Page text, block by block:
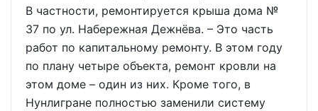
В частности, ремонтируется крыша дома №
37 по ул. Набережная Дежнёва. – Это часть
работ по капитальному ремонту. В этом году
по плану четыре объекта, ремонт кровли на
этом доме – один из них. Кроме того, в
Нунлигране полностью заменили систему